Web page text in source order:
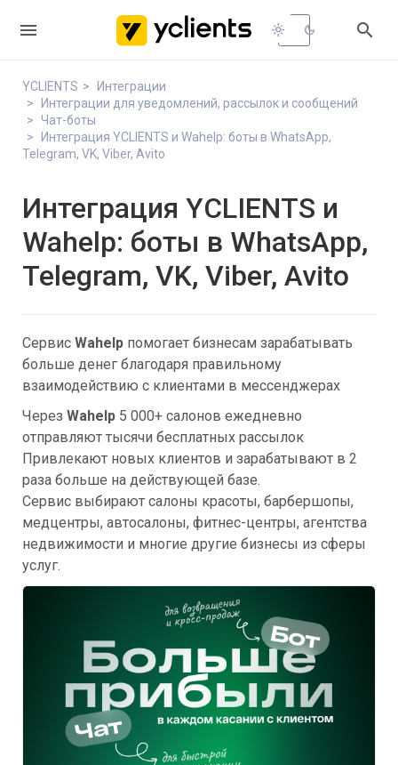
 light_mode dark_mode 
YCLIENTS
Интеграции
Интеграции для уведомлений, рассылок и сообщений
Чат-боты
Интеграция YCLIENTS и Wahelp: боты в WhatsApp,
Telegram, VK, Viber, Avito
Интеграция YCLIENTS и
Wahelp: боты в WhatsApp,
Telegram, VK, Viber, Avito
Сервис Wahelp помогает бизнесам зарабатывать
больше денег благодаря правильному
взаимодействию с клиентами в мессенджерах
Через Wahelp 5 000+ салонов ежедневно
отправляют тысячи бесплатных рассылок
Привлекают новых клиентов и зарабатывают в 2
раза больше на действующей базе.
Сервис выбирают салоны красоты, барбершопы,
медцентры, автосалоны, фитнес-центры, агентства
недвижимости и многие другие бизнесы из сферы
услуг.